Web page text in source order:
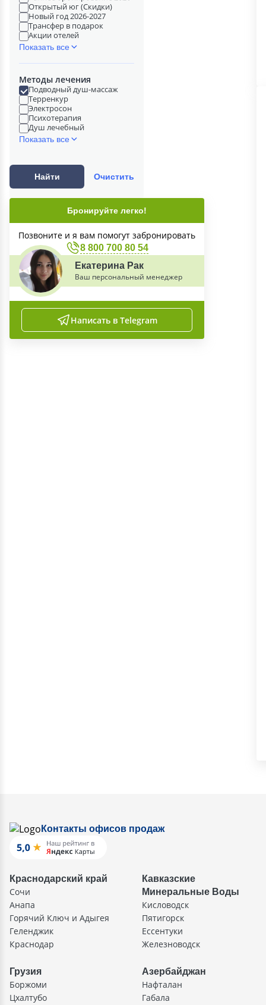
Открытый юг (Скидки)
Новый год 2026-2027
Трансфер в подарок
Акции отелей
Показать все
Методы лечения
Подводный душ-массаж
Терренкур
Электросон
Психотерапия
Душ лечебный
Показать все
Найти Очистить
Бронируйте легко!
Позвоните и я вам помогут забронировать
8 800 700 80 54
Екатерина Рак
Ваш персональный менеджер
Написать в Telegram
Контакты офисов продаж
Краснодарский край
Сочи
Анапа
Горячий Ключ и Адыгея
Геленджик
Краснодар
Кавказские
Минеральные Воды
Кисловодск
Пятигорск
Ессентуки
Железноводск
Грузия
Боржоми
Цхалтубо
Азербайджан
Нафталан
Габала